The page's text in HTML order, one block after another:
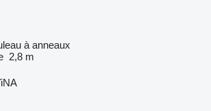
à anneaux
2,8 m